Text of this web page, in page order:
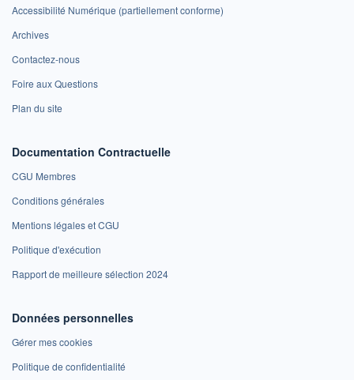
Accessibilité Numérique (partiellement conforme)
Archives
Contactez-nous
Foire aux Questions
Plan du site
Documentation Contractuelle
CGU Membres
Conditions générales
Mentions légales et CGU
Politique d'exécution
Rapport de meilleure sélection 2024
Données personnelles
Gérer mes cookies
Politique de confidentialité